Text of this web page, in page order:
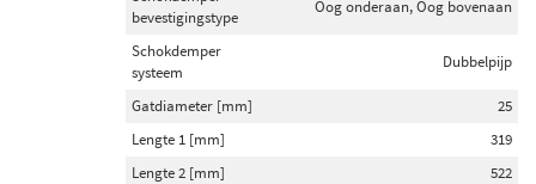
bevestigingstype
Oog onderaan, Oog bovenaan
Schokdemper
systeem
Dubbelpijp
Gatdiameter [mm]
25
Lengte 1 [mm]
319
Lengte 2 [mm]
522